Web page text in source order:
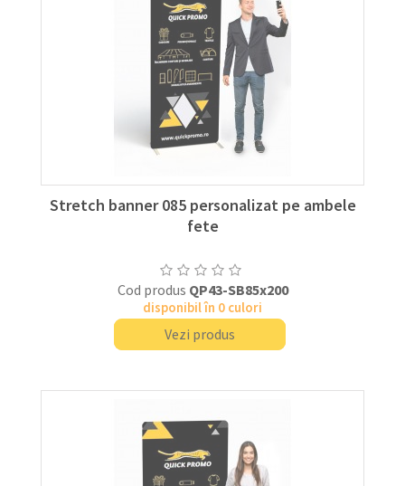
Stretch banner 085 personalizat pe ambele
fete
Cod produs QP43-SB85x200
disponibil în 0 culori
Vezi produs